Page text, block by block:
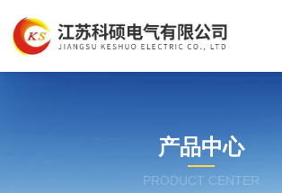
产品中心
PRODUCT CENTER